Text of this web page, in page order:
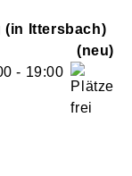
(in Ittersbach)
neu
- 19:00